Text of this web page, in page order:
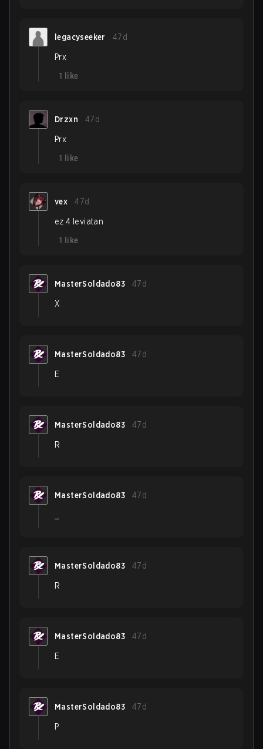
legacyseeker 47d
Prx
1
like
Drzxn 47d
Prx
1
like
vex 47d
ez 4 leviatan
1
like
MasterSoldado83 47d
X
MasterSoldado83 47d
E
MasterSoldado83 47d
R
MasterSoldado83 47d
MasterSoldado83 47d
R
MasterSoldado83 47d
E
MasterSoldado83 47d
P